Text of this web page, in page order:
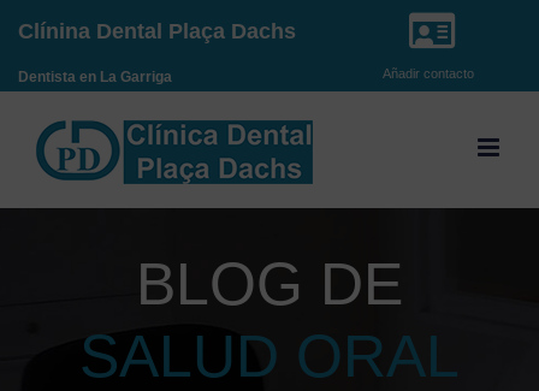
Saltar
Clínina Dental Plaça Dachs
Dentista en La Garriga Añadir contacto
BLOG DE
SALUD ORAL